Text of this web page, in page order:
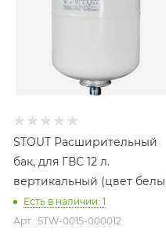
водоснабжения
Гарантийный срок
STOUT Расширительный
бак, для ГВС 12 л.
вертикальный (цвет
Есть в наличии: 1
Арт.: STW-0015-000012